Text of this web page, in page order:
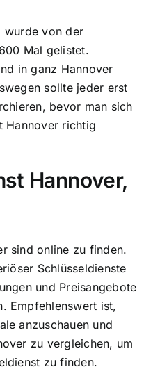
wurde von der
Mal gelistet.
in ganz Hannover
sollte jeder erst
bevor man sich
Hannover richtig
Hannover,
sind online zu finden.
Schlüsseldienste
und Preisangebote
Empfehlenswert ist,
anzuschauen und
zu vergleichen, um
zu finden.